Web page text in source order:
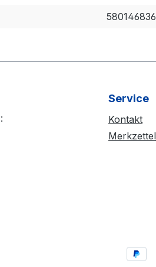
Service
Kontakt
Merkzettel